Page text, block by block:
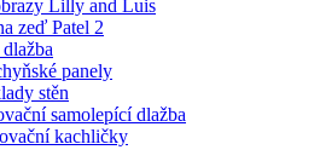
Lilly and Luis
zeď Patel 2
panely
stěn
samolepící dlažba
kachličky